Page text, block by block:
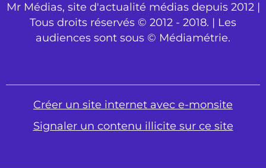
Mr Médias, site d'actualité médias depuis 2012 |
Tous droits réservés © 2012 - 2018. | Les
audiences sont sous © Médiamétrie.
Créer un site internet avec e-monsite
Signaler un contenu illicite sur ce site